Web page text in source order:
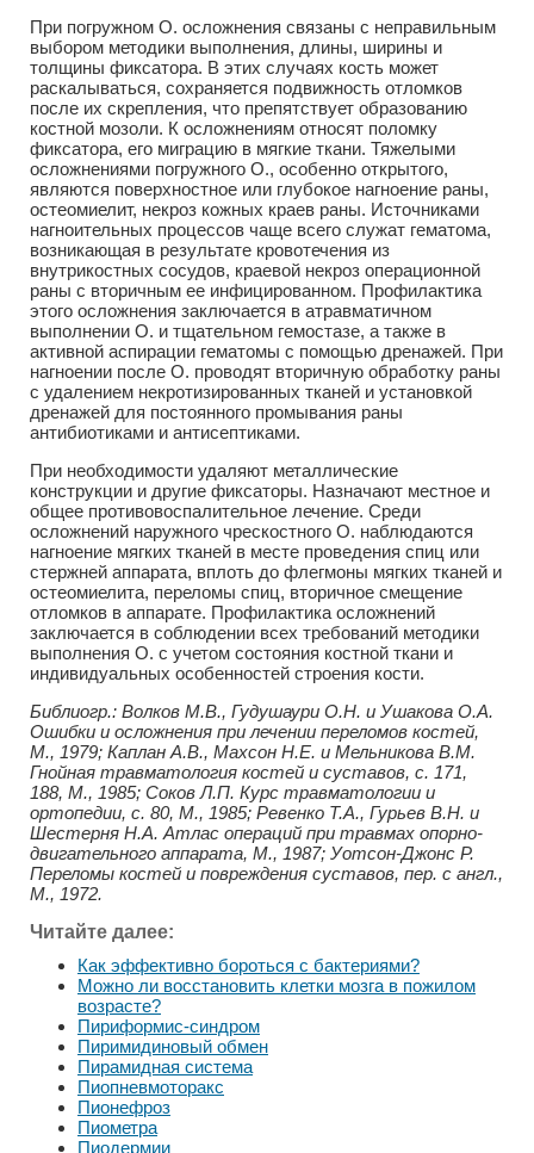
При погружном О. осложнения связаны с неправильным
выбором методики выполнения, длины, ширины и
толщины фиксатора. В этих случаях кость может
раскалываться, сохраняется подвижность отломков
после их скрепления, что препятствует образованию
костной мозоли. К осложнениям относят поломку
фиксатора, его миграцию в мягкие ткани. Тяжелыми
осложнениями погружного О., особенно открытого,
являются поверхностное или глубокое нагноение раны,
остеомиелит, некроз кожных краев раны. Источниками
нагноительных процессов чаще всего служат гематома,
возникающая в результате кровотечения из
внутрикостных сосудов, краевой некроз операционной
раны с вторичным ее инфицированном. Профилактика
этого осложнения заключается в атравматичном
выполнении О. и тщательном гемостазе, а также в
активной аспирации гематомы с помощью дренажей. При
нагноении после О. проводят вторичную обработку раны
с удалением некротизированных тканей и установкой
дренажей для постоянного промывания раны
антибиотиками и антисептиками.
При необходимости удаляют металлические
конструкции и другие фиксаторы. Назначают местное и
общее противовоспалительное лечение. Среди
осложнений наружного чрескостного О. наблюдаются
нагноение мягких тканей в месте проведения спиц или
стержней аппарата, вплоть до флегмоны мягких тканей и
остеомиелита, переломы спиц, вторичное смещение
отломков в аппарате. Профилактика осложнений
заключается в соблюдении всех требований методики
выполнения О. с учетом состояния костной ткани и
индивидуальных особенностей строения кости.
Библиогр.: Волков М.В., Гудушаури О.Н. и Ушакова О.А.
Ошибки и осложнения при лечении переломов костей,
М., 1979; Каплан А.В., Махсон Н.Е. и Мельникова В.М.
Гнойная травматология костей и суставов, с. 171,
188, М., 1985; Соков Л.П. Курс травматологии и
ортопедии, с. 80, М., 1985; Ревенко Т.А., Гурьев В.Н. и
Шестерня Н.А. Атлас операций при травмах опорно-
двигательного аппарата, М., 1987; Уотсон-Джонс Р.
Переломы костей и повреждения суставов, пер. с англ.,
М., 1972.
Читайте далее:
Как эффективно бороться с бактериями?
Можно ли восстановить клетки мозга в пожилом
возрасте?
Пириформис-синдром
Пиримидиновый обмен
Пирамидная система
Пиопневмоторакс
Пионефроз
Пиометра
Пиодермии